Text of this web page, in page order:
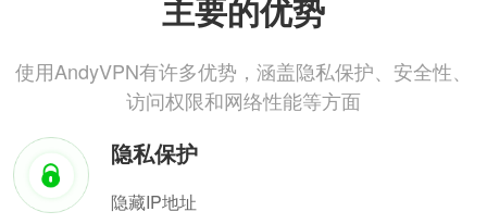
主要的优势
使用AndyVPN有许多优势，涵盖隐私保护、安全性、
访问权限和网络性能等方面
隐私保护
隐藏IP地址